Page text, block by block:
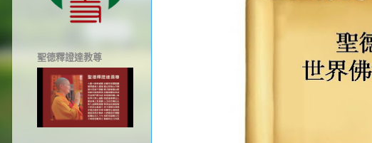
聖德釋證達教尊